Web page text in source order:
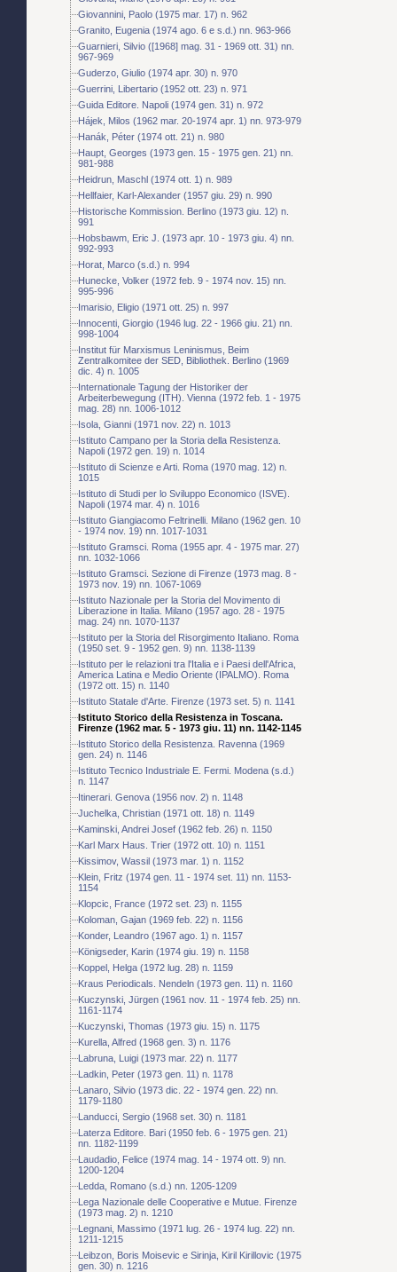
Giovannini, Paolo (1975 mar. 17) n. 962
Granito, Eugenia (1974 ago. 6 e s.d.) nn. 963-966
Guarnieri, Silvio ([1968] mag. 31 - 1969 ott. 31) nn.
967-969
Guderzo, Giulio (1974 apr. 30) n. 970
Guerrini, Libertario (1952 ott. 23) n. 971
Guida Editore. Napoli (1974 gen. 31) n. 972
Hájek, Milos (1962 mar. 20-1974 apr. 1) nn. 973-979
Hanák, Péter (1974 ott. 21) n. 980
Haupt, Georges (1973 gen. 15 - 1975 gen. 21) nn.
981-988
Heidrun, Maschl (1974 ott. 1) n. 989
Hellfaier, Karl-Alexander (1957 giu. 29) n. 990
Historische Kommission. Berlino (1973 giu. 12) n.
991
Hobsbawm, Eric J. (1973 apr. 10 - 1973 giu. 4) nn.
992-993
Horat, Marco (s.d.) n. 994
Hunecke, Volker (1972 feb. 9 - 1974 nov. 15) nn.
995-996
Imarisio, Eligio (1971 ott. 25) n. 997
Innocenti, Giorgio (1946 lug. 22 - 1966 giu. 21) nn.
998-1004
Institut für Marxismus Leninismus, Beim
Zentralkomitee der SED, Bibliothek. Berlino (1969
dic. 4) n. 1005
Internationale Tagung der Historiker der
Arbeiterbewegung (ITH). Vienna (1972 feb. 1 - 1975
mag. 28) nn. 1006-1012
Isola, Gianni (1971 nov. 22) n. 1013
Istituto Campano per la Storia della Resistenza.
Napoli (1972 gen. 19) n. 1014
Istituto di Scienze e Arti. Roma (1970 mag. 12) n.
1015
Istituto di Studi per lo Sviluppo Economico (ISVE).
Napoli (1974 mar. 4) n. 1016
Istituto Giangiacomo Feltrinelli. Milano (1962 gen. 10
- 1974 nov. 19) nn. 1017-1031
Istituto Gramsci. Roma (1955 apr. 4 - 1975 mar. 27)
nn. 1032-1066
Istituto Gramsci. Sezione di Firenze (1973 mag. 8 -
1973 nov. 19) nn. 1067-1069
Istituto Nazionale per la Storia del Movimento di
Liberazione in Italia. Milano (1957 ago. 28 - 1975
mag. 24) nn. 1070-1137
Istituto per la Storia del Risorgimento Italiano. Roma
(1950 set. 9 - 1952 gen. 9) nn. 1138-1139
Istituto per le relazioni tra l'Italia e i Paesi dell'Africa,
America Latina e Medio Oriente (IPALMO). Roma
(1972 ott. 15) n. 1140
Istituto Statale d'Arte. Firenze (1973 set. 5) n. 1141
Istituto Storico della Resistenza in Toscana.
Firenze (1962 mar. 5 - 1973 giu. 11) nn. 1142-1145
Istituto Storico della Resistenza. Ravenna (1969
gen. 24) n. 1146
Istituto Tecnico Industriale E. Fermi. Modena (s.d.)
n. 1147
Itinerari. Genova (1956 nov. 2) n. 1148
Juchelka, Christian (1971 ott. 18) n. 1149
Kaminski, Andrei Josef (1962 feb. 26) n. 1150
Karl Marx Haus. Trier (1972 ott. 10) n. 1151
Kissimov, Wassil (1973 mar. 1) n. 1152
Klein, Fritz (1974 gen. 11 - 1974 set. 11) nn. 1153-
1154
Klopcic, France (1972 set. 23) n. 1155
Koloman, Gajan (1969 feb. 22) n. 1156
Konder, Leandro (1967 ago. 1) n. 1157
Königseder, Karin (1974 giu. 19) n. 1158
Koppel, Helga (1972 lug. 28) n. 1159
Kraus Periodicals. Nendeln (1973 gen. 11) n. 1160
Kuczynski, Jürgen (1961 nov. 11 - 1974 feb. 25) nn.
1161-1174
Kuczynski, Thomas (1973 giu. 15) n. 1175
Kurella, Alfred (1968 gen. 3) n. 1176
Labruna, Luigi (1973 mar. 22) n. 1177
Ladkin, Peter (1973 gen. 11) n. 1178
Lanaro, Silvio (1973 dic. 22 - 1974 gen. 22) nn.
1179-1180
Landucci, Sergio (1968 set. 30) n. 1181
Laterza Editore. Bari (1950 feb. 6 - 1975 gen. 21)
nn. 1182-1199
Laudadio, Felice (1974 mag. 14 - 1974 ott. 9) nn.
1200-1204
Ledda, Romano (s.d.) nn. 1205-1209
Lega Nazionale delle Cooperative e Mutue. Firenze
(1973 mag. 2) n. 1210
Legnani, Massimo (1971 lug. 26 - 1974 lug. 22) nn.
1211-1215
Leibzon, Boris Moisevic e Sirinja, Kiril Kirillovic (1975
gen. 30) n. 1216